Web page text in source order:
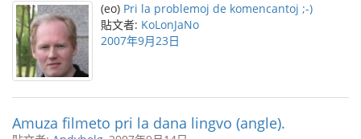
(eo) Pri la problemoj de komencantoj ;-)
貼文者: KoLonJaNo
2007年9月23日
Amuza filmeto pri la dana lingvo (angle).